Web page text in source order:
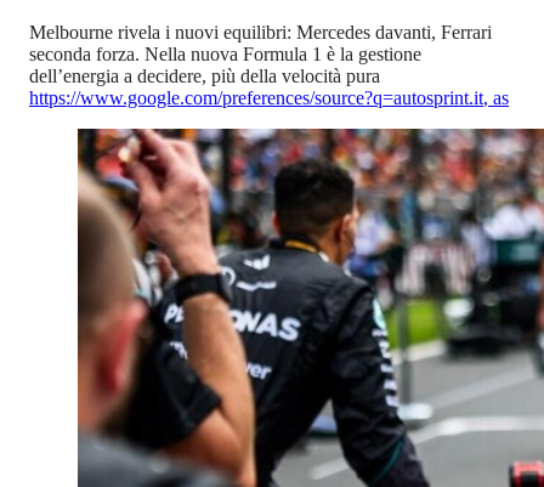
Melbourne rivela i nuovi equilibri: Mercedes davanti, Ferrari
seconda forza. Nella nuova Formula 1 è la gestione
dell’energia a decidere, più della velocità pura
https://www.google.com/preferences/source?q=autosprint.it, as